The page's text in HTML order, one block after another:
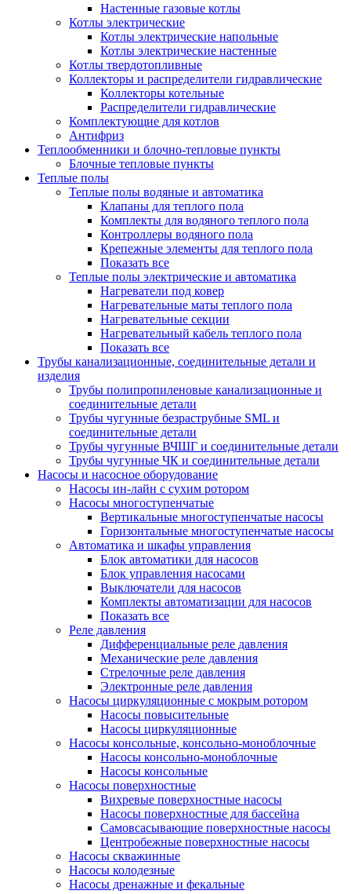
Настенные газовые котлы
Котлы электрические
Котлы электрические напольные
Котлы электрические настенные
Котлы твердотопливные
Коллекторы и распределители гидравлические
Коллекторы котельные
Распределители гидравлические
Комплектующие для котлов
Антифриз
Теплообменники и блочно-тепловые пункты
Блочные тепловые пункты
Теплые полы
Теплые полы водяные и автоматика
Клапаны для теплого пола
Комплекты для водяного теплого пола
Контроллеры водяного пола
Крепежные элементы для теплого пола
Показать все
Теплые полы электрические и автоматика
Нагреватели под ковер
Нагревательные маты теплого пола
Нагревательные секции
Нагревательный кабель теплого пола
Показать все
Трубы канализационные, соединительные детали и
изделия
Трубы полипропиленовые канализационные и
соединительные детали
Трубы чугунные безраструбные SML и
соединительные детали
Трубы чугунные ВЧШГ и соединительные детали
Трубы чугунные ЧК и соединительные детали
Насосы и насосное оборудование
Насосы ин-лайн с сухим ротором
Насосы многоступенчатые
Вертикальные многоступенчатые насосы
Горизонтальные многоступенчатые насосы
Автоматика и шкафы управления
Блок автоматики для насосов
Блок управления насосами
Выключатели для насосов
Комплекты автоматизации для насосов
Показать все
Реле давления
Дифференциальные реле давления
Механические реле давления
Стрелочные реле давления
Электронные реле давления
Насосы циркуляционные с мокрым ротором
Насосы повысительные
Насосы циркуляционные
Насосы консольные, консольно-моноблочные
Насосы консольно-моноблочные
Насосы консольные
Насосы поверхностные
Вихревые поверхностные насосы
Насосы поверхностные для бассейна
Самовсасывающие поверхностные насосы
Центробежные поверхностные насосы
Насосы скважинные
Насосы колодезные
Насосы дренажные и фекальные